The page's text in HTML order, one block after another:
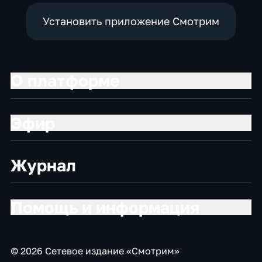
Установить приложение Смотрим
Журнал
© 2026 Сетевое издание «Смотрим»